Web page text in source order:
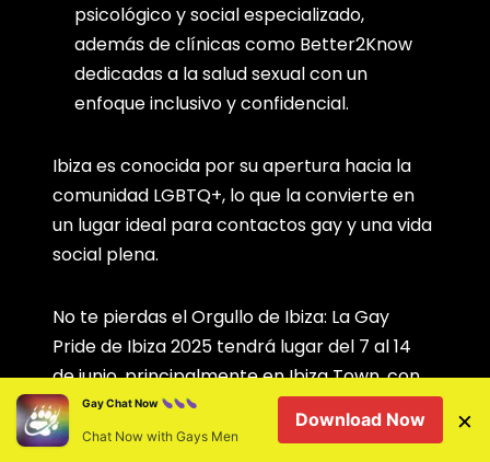
psicológico y social especializado,
además de clínicas como Better2Know
dedicadas a la salud sexual con un
enfoque inclusivo y confidencial.
Ibiza es conocida por su apertura hacia la
comunidad LGBTQ+, lo que la convierte en
un lugar ideal para contactos gay y una vida
social plena.
No te pierdas el Orgullo de Ibiza: La Gay
Pride de Ibiza 2025 tendrá lugar del 7 al 14
de junio, principalmente en Ibiza Town, con
el desfile principal el sábado 14 de junio,
finalizando en el puerto de la ciudad vieja.
Gay Chat Now
Chat Now with Gays Men
Download Now ×